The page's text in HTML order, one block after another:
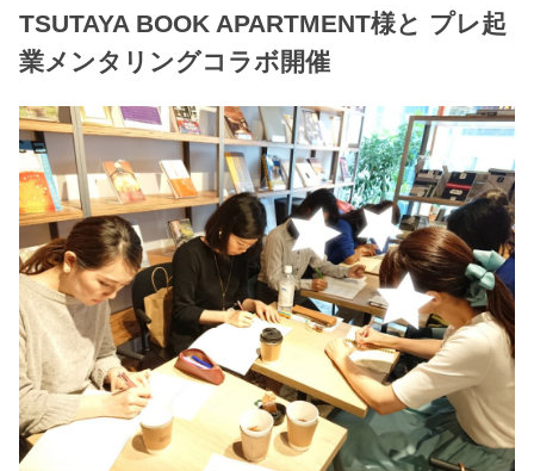
TSUTAYA BOOK APARTMENT様と プレ起
業メンタリングコラボ開催